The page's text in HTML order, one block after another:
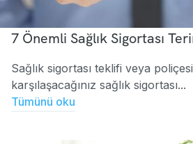
7 Önemli Sağlık Sigortası
Sağlık sigortası teklifi veya
karşılaşacağınız sağlık sigortası...
Tümünü oku